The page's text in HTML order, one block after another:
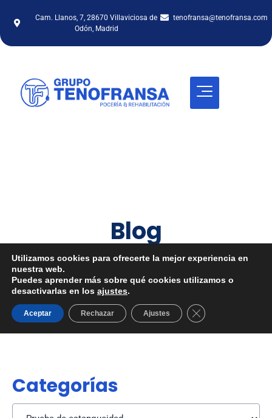
Cam. Llanos, 7, 28670 Villaviciosa de
Odón, Madrid
tenofransa@tenofransa.com
Blog
Inicio Prueba de estanqueidad
Categorías
Utilizamos cookies para ofrecerte la mejor experiencia en
nuestra web.
Puedes aprender más sobre qué cookies utilizamos o
desactivarlas en los ajustes.
Aceptar Rechazar Ajustes Cerrar el banner